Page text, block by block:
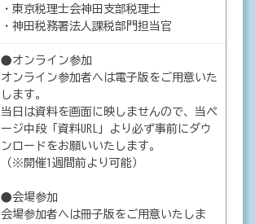
・東京税理士会神田支部税理士
・神田税務署法人課税部門担当官
●オンライン参加
オンライン参加者へは電子版をご用意いた
します。
当日は資料を画面に映しませんので、当ペ
ージ中段「資料URL」より必ず事前にダウ
ンロードをお願いいたします。
（※開催1週間前より可能）
●会場参加
会場参加者へは冊子版をご用意いたしま